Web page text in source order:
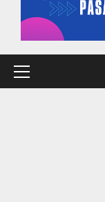
Primary